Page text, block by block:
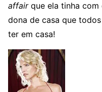
affairque ela tinha com
dona de casa que
ter em casa!